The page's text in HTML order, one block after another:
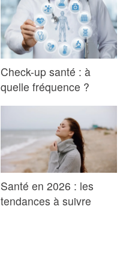
Check-up santé : à
quelle fréquence ?
Santé en 2026 : les
tendances à suivre